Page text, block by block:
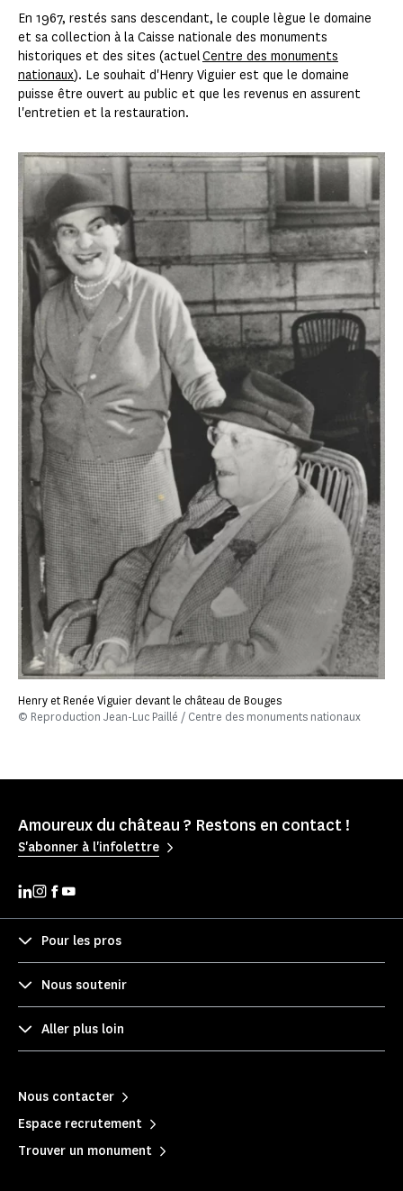
En 1967, restés sans descendant, le couple lègue le domaine
et sa collection à la Caisse nationale des monuments
historiques et des sites (actuelCentre des monuments
nationaux). Le souhait d'Henry Viguier est que le domaine
puisse être ouvert au public et que les revenus en assurent
l'entretien et la restauration.
Henry et Renée Viguier devant le château de Bouges
© Reproduction Jean-Luc Paillé / Centre des monuments nationaux
Amoureux du château ? Restons en contact !
S'abonner à l'infolettre
Pour les pros
Nous soutenir
Aller plus loin
Nous contacter
Espace recrutement
Trouver un monument